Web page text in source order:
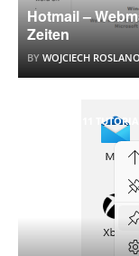
Hotmail –
Zeiten
BY WOJCIECH
WINDOWS 11 TUTORIAL